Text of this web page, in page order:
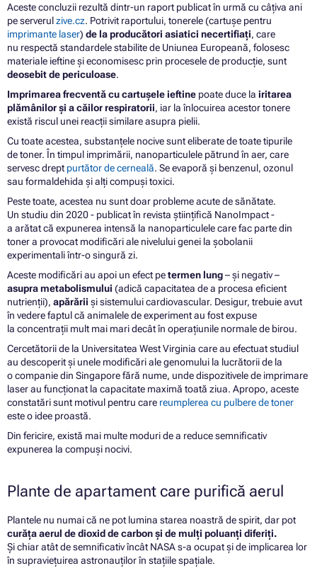
Aceste concluzii rezultă dintr-un raport publicat în urmă cu câțiva ani
pe serverulzive.cz. Potrivit raportului, tonerele (cartușe pentru
imprimante laser) de la producători asiatici necertifiați, care
nu respectă standardele stabilite de Uniunea Europeană, folosesc
materiale ieftine și economisesc prin procesele de producție, sunt
deosebit depericuloase.
Imprimarea frecventă cu cartuşele ieftine poate duce la iritarea
plămânilor şi a căilor respiratorii, iar la înlocuirea acestor tonere
există riscul unei reacţii similare asupra pielii.
Cu toate acestea, substanțele nocive sunt eliberate de toate tipurile
de toner. În timpul imprimării, nanoparticulele pătrund în aer, care
servesc drept purtător de cerneală. Se evaporă și benzenul, ozonul
sau formaldehida și alți compuși toxici.
Peste toate, acestea nu sunt doar probleme acute de sănătate.
Un studiu din 2020 - publicat în revista științifică NanoImpact -
a arătat că expunerea intensă la nanoparticulele care fac parte din
toner a provocat modificări ale nivelului genei la șobolanii
experimentali într-o singură zi.
Aceste modificări au apoi un efect petermen lung– și negativ –
asupra metabolismului (adică capacitatea de a procesa eficient
nutrienții), apărării și sistemului cardiovascular. Desigur, trebuie avut
în vedere faptul că animalele de experiment au fost expuse
la concentrații mult mai mari decât în ​​operațiunile normale de birou.
Cercetătorii de la Universitatea West Virginia care au efectuat studiul
au descoperit și unele modificări ale genomului la lucrătorii de la
o companie din Singapore fără nume, unde dispozitivele de imprimare
laser au funcționat la capacitate maximă toată ziua. Apropo, aceste
constatări sunt motivul pentru care reumplerea cu pulbere de toner
este o idee proastă.
Din fericire, există mai multe moduri de a reduce semnificativ
expunerea la compuși nocivi.
Plante de apartament care purifică aerul
Plantele nu numai că ne pot lumina starea noastră de spirit, dar pot
curăța aerul de dioxid de carbon și de mulți poluanți diferiți.
Și chiar atât de semnificativ încât NASA s-a ocupat și de implicarea lor
în supraviețuirea astronauților în stațiile spațiale.